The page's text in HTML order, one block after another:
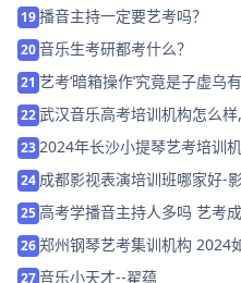
19播音主持一定要艺考吗？
20音乐生考研都考什么？
21 艺考‘暗箱操作’究竟是子虚乌
22武汉音乐高考培训机构怎么样,
232024年长沙小提琴艺考培训
24 成都影视表演培训班哪家好-
25高考学播音主持人多吗 艺考
26郑州钢琴艺考集训机构 2024
27音乐小天才--翟蕴